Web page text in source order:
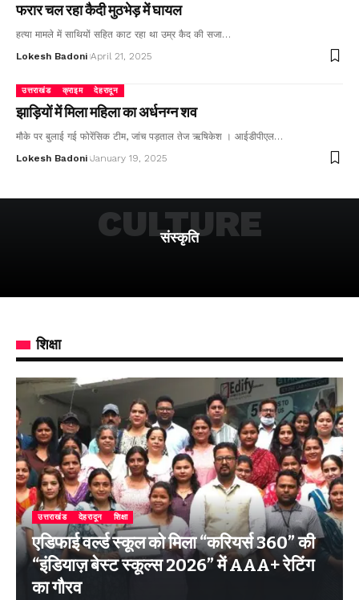
फरार चल रहा कैदी मुठभेड़ में घायल
हत्या मामले में साथियों सहित काट रहा था उम्र कैद की सजा…
Lokesh Badoni April 21, 2025
उत्तराखंड क्राइम देहरादून
झाड़ियों में मिला महिला का अर्धनग्न शव
मौके पर बुलाई गई फोरेंसिक टीम, जांच पड़ताल तेज ऋषिकेश । आईडीपीएल…
Lokesh Badoni January 19, 2025
संस्कृति
CULTURE
शिक्षा
उत्तराखंड देहरादून शिक्षा
एडिफाई वर्ल्ड स्कूल को मिला “करियर्स 360” की
“इंडियाज़ बेस्ट स्कूल्स 2026” में AAA+ रेटिंग
का गौरव